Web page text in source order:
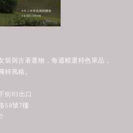
裝與古著選物，每週精選特色單品，
特風格。
街R3出口
58號7樓